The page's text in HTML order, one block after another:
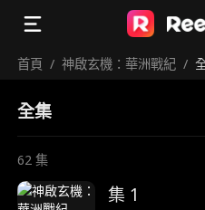
首頁 / 神啟玄機：華洲戰紀 /
全集
62 集
集 1